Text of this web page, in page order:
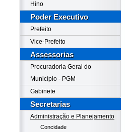
Hino
Poder Executivo
Prefeito
Vice-Prefeito
Assessorias
Procuradoria Geral do
Município - PGM
Gabinete
Secretarias
Administração e Planejamento
Concidade